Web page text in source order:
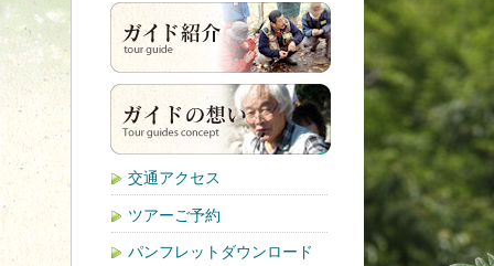
交通アクセス
ツアーご予約
パンフレットダウンロード